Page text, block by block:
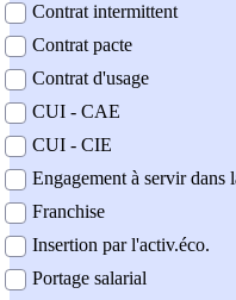
Contrat intermittent
Contrat pacte
Contrat d'usage
CUI - CAE
CUI - CIE
Engagement à servir dans
Franchise
Insertion par l'activ.éco.
Portage salarial